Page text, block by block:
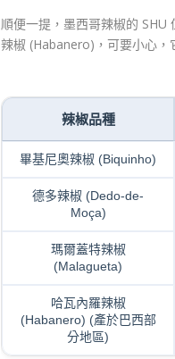
順便一提，墨西哥辣椒的
辣椒 (Habanero)，可要小心，
辣椒品種
畢基尼奧辣椒 (Biquinho)
德多辣椒 (Dedo-de-
Moça)
瑪爾蓋特辣椒
(Malagueta)
哈瓦內羅辣椒
(Habanero) (產於巴西部
分地區)